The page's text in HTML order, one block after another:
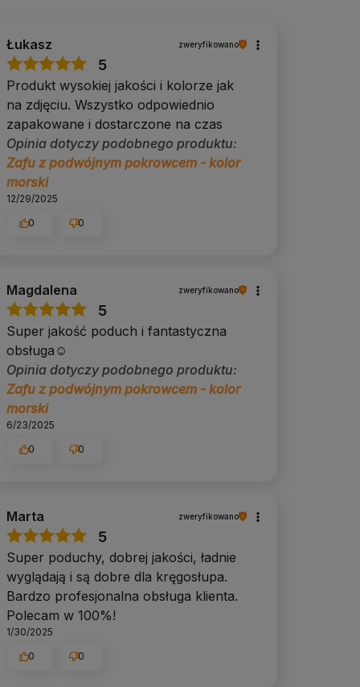
Łukasz zweryfikowano
5
Produkt wysokiej jakości i kolorze jak
na zdjęciu. Wszystko odpowiednio
zapakowane i dostarczone na czas
Opinia dotyczy podobnego produktu:
Zafu z podwójnym pokrowcem - kolor
morski
12/29/2025
0 0
Magdalena zweryfikowano
5
Super jakość poduch i fantastyczna
obsługa☺️
Opinia dotyczy podobnego produktu:
Zafu z podwójnym pokrowcem - kolor
morski
6/23/2025
0 0
Marta zweryfikowano
5
Super poduchy, dobrej jakości, ładnie
wyglądają i są dobre dla kręgosłupa.
Bardzo profesjonalna obsługa klienta.
Polecam w 100%!
1/30/2025
0 0